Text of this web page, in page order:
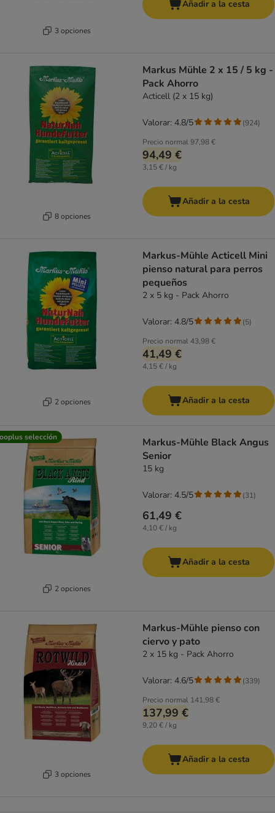
3 opciones
Añadir a la cesta
8 opciones
Markus Mühle 2 x 15 / 5 kg -
Pack Ahorro
Acticell (2 x 15 kg)
Precio normal97,98 €
94,49 €
3,15 € / kg
Valorar: 4.8/5 (924)
Añadir a la cesta
2 opciones
Markus-Mühle Acticell Mini
pienso natural para perros
pequeños
2 x 5 kg - Pack Ahorro
Precio normal43,98 €
41,49 €
4,15 € / kg
Valorar: 4.8/5 (5)
Añadir a la cesta
selección
2 opciones
Markus-Mühle Black Angus
Senior
15 kg
61,49 €
4,10 € / kg
Valorar: 4.5/5 (31)
Añadir a la cesta
3 opciones
Markus-Mühle pienso con
ciervo y pato
2 x 15 kg - Pack Ahorro
Precio normal 141,98 €
137,99 €
9,20 € / kg
Valorar: 4.6/5 (339)
Añadir a la cesta